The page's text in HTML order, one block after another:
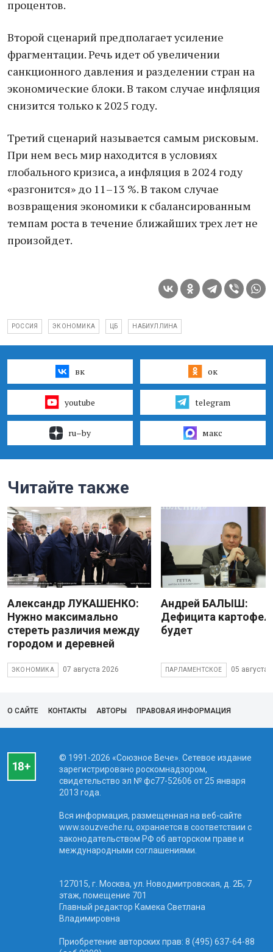
процентов.
Второй сценарий предполагает усиление
фрагментации. Речь идет об увеличении
санкционного давления и разделении стран на
экономические блоки. В таком случае инфляция
снизится только к 2025 году.
Третий сценарий называется самым рисковым.
При нем весь мир находится в условиях
глобального кризиса, а инфляция в 2024 году
«разгонится» до 11–13 %. В таком случае
возвращения экономики к сбалансированным
темпам роста в течение ближайших трех лет не
произойдет.
РОССИЯ ЭКОНОМИКА ЦБ НАБИУЛЛИНА
вк ок
youtube telegram
ru–by макс
Читайте также
Александр ЛУКАШЕНКО:
Нужно максимально
стереть различия между
городом и деревней
ЭКОНОМИКА 07 августа 2026
Андрей БАЛЫШ:
Дефицита
будет
ПАРЛАМЕНТСКОЕ 05 августа
О САЙТЕ КОНТАКТЫ АВТОРЫ ПРАВОВАЯ ИНФОРМАЦИЯ
© 1991-2026 «Союзное Вече». Сетевое издание
зарегистрировано роскомнадзором,
свидетельство эл № фc77-52606 от 25 января
2013 года.
Вся информация, размещенная на веб-сайте
www.souzveche.ru, охраняется в соответствии с
законодательством РФ об авторском праве и
международными соглашениями.
127015, г. Москва, ул. Новодмитровская, д. 2Б, 7
этаж, помещение 701
Главный редактор Камека Светлана
Владимировна
Приобретение авторских прав: 8 (495) 637-64-88